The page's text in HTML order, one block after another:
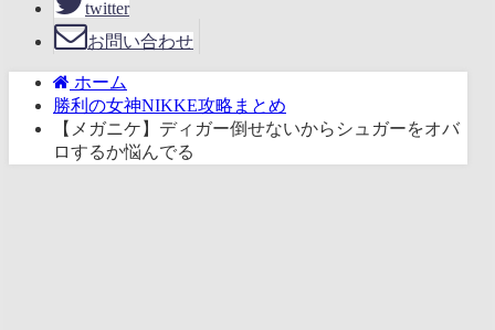
twitter
お問い合わせ
ホーム
勝利の女神NIKKE攻略まとめ
【メガニケ】ディガー倒せないからシュガーをオバ
ロするか悩んでる